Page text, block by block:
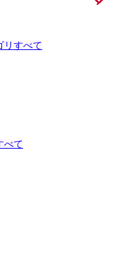
リすべて
べて